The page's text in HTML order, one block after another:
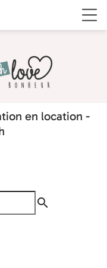
en location -
search